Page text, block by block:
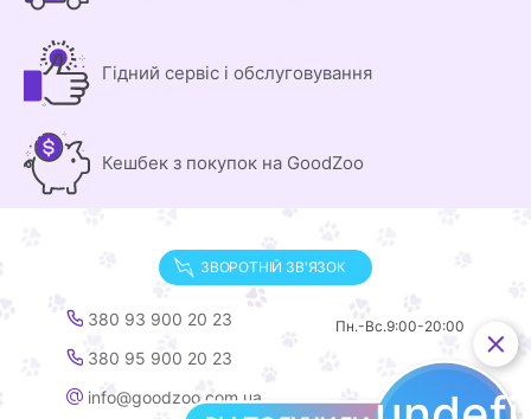
Гідний сервіс і обслуговування
Кешбек з покупок на GoodZoo
ЗВОРОТНІЙ ЗВ'ЯЗОК
380 93 900 20 23
380 95 900 20 23
info@goodzoo.com.ua
Пн.-Вс.9:00-20:00